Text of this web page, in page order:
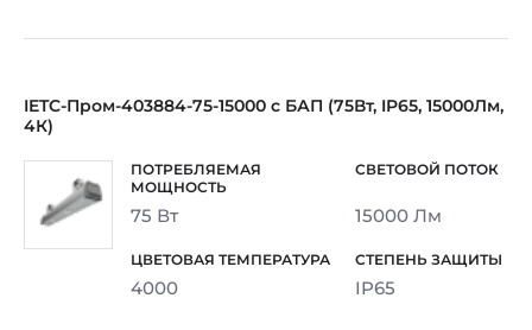
IETC-Пром-403884-75-15000 с БАП (75Вт, IP65, 15000Лм,
4К)
75 Вт 15000 Лм
4000 IP65